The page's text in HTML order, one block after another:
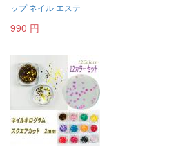
ップ ネイル エステ
990 円